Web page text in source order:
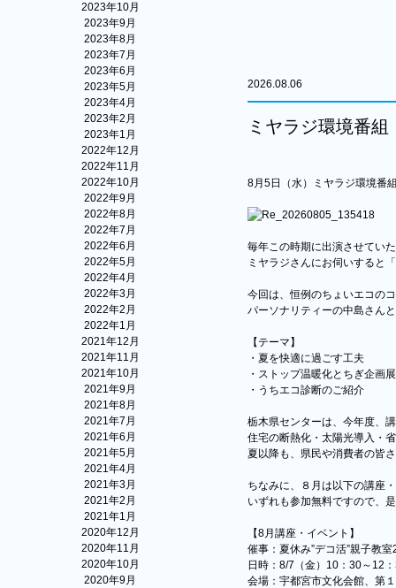
2023年10月
2023年9月
2023年8月
2023年7月
2023年6月
2023年5月
2023年4月
2023年2月
2023年1月
2022年12月
2022年11月
2022年10月
2022年9月
2022年8月
2022年7月
2022年6月
2022年5月
2022年4月
2022年3月
2022年2月
2022年1月
2021年12月
2021年11月
2021年10月
2021年9月
2021年8月
2021年7月
2021年6月
2021年5月
2021年4月
2021年3月
2021年2月
2021年1月
2020年12月
2020年11月
2020年10月
2020年9月
2026.08.06
ミヤラジ環境番
8月5日（水）ミヤラジ環境番
毎年この時期に出演させてい
ミヤラジさんにお伺いすると
今回は、恒例のちょいエコの
パーソナリティーの中島さん
【テーマ】
・夏を快適に過ごす工夫
・ストップ温暖化とちぎ企画
・うちエコ診断のご紹介
栃木県センターは、今年度、
住宅の断熱化・太陽光導入・
夏以降も、県民や消費者の皆
ちなみに、８月は以下の講座
いずれも参加無料ですので、
【8月講座・イベント】
催事：夏休み”デコ活”親子教
日時：8/7（金）10：30～12
会場：宇都宮市文化会館、第